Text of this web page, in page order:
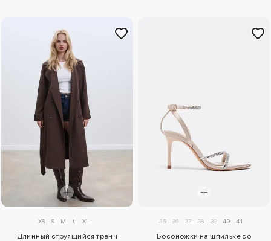
XS S M L XL
Длинный струящийся тренч
35 36 37 38 39 40 41
Босоножки на шпильке со